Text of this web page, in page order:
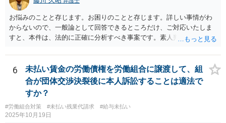
お悩みのことと存じます。お困りのことと存じます。詳しい事情がわ
からないので、一般論として回答できるところだけ、ご対応いたしま
すと、本件は、法的に正確に分析すべき事案です。素人判断は大いに
しい案件です。労働組合への相談も有効です。就業規則の変更では変
更できない労働条件の場合（労働契約法１０条但書）は、労働者の同
意が必要です。この場合、真の同意がいるとされる場合も十分にあり
ます。就業規則の不利益変更問題であれば労働契約法１０条本文に基
づいて判断されます。周知性と合理性の要件の有無が問題となりま
す。合理性は必要性、不利益性、相当性、その他の要素から判断され
ます。良い解決になりますよう祈念しております。法的責任をきちん
6
未払い賃金の労働債権を労働組合に譲渡して、組
合が団体交渉決裂後に本人訴訟することは適法で
すか？
#労働組合対策 #未払い残業代請求 #給与未払い
2025年10月19日